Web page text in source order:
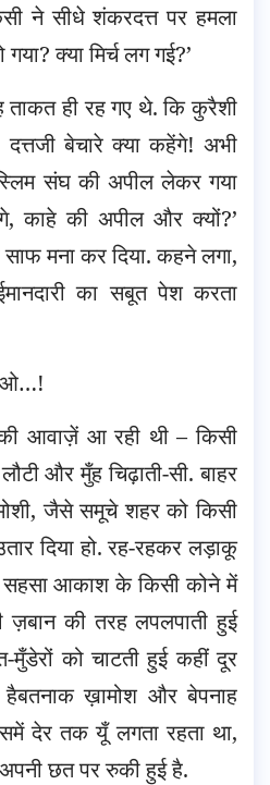
ने सीधे शंकरदत्त पर हमला
क्या मिर्च लग गई?’
ताकत ही रह गए थे. कि कुरैशी
बेचारे क्या कहेंगे! अभी
संघ की अपील लेकर गया
काहे की अपील और क्यों?’
मना कर दिया. कहने लगा,
का सबूत पेश करता
आवाज़ें आ रही थी – किसी
और मुँह चिढ़ाती-सी. बाहर
जैसे समूचे शहर को किसी
दिया हो. रह-रहकर लड़ाकू
सहसा आकाश के किसी कोने में
ज़बान की तरह लपलपाती हुई
मुँडेरों को चाटती हुई कहीं दूर
ख़ामोश और बेपनाह
देर तक यूँ लगता रहता था,
छत पर रुकी हुई है.